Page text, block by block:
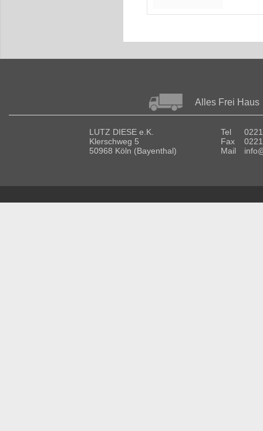
Alles Frei Haus
LUTZ DIESE e.K.
Klerschweg 5
50968 Köln (Bayenthal)
Tel
Fax
Mail